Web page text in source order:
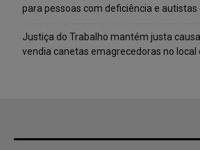
para pessoas com deficiência e autistas
Justiça do Trabalho mantém justa
vendia canetas emagrecedoras no local